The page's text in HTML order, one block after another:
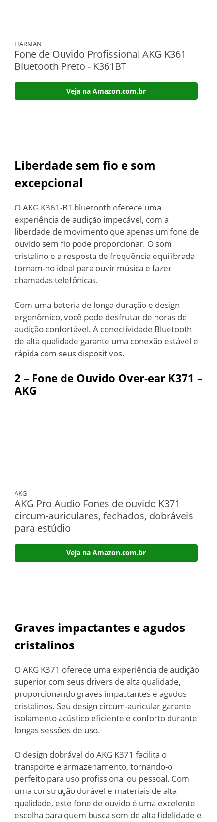
HARMAN
Fone de Ouvido Profissional AKG K361
Bluetooth Preto - K361BT
Veja na Amazon.com.br
Liberdade sem fio e som
excepcional
O AKG K361-BT bluetooth oferece uma
experiência de audição impecável, com a
liberdade de movimento que apenas um fone de
ouvido sem fio pode proporcionar. O som
cristalino e a resposta de frequência equilibrada
tornam-no ideal para ouvir música e fazer
chamadas telefônicas.
Com uma bateria de longa duração e design
ergonômico, você pode desfrutar de horas de
audição confortável. A conectividade Bluetooth
de alta qualidade garante uma conexão estável e
rápida com seus dispositivos.
2 – Fone de Ouvido Over-ear K371 –
AKG
AKG
AKG Pro Audio Fones de ouvido K371
circum-auriculares, fechados, dobráveis
para estúdio
Veja na Amazon.com.br
Graves impactantes e agudos
cristalinos
O AKG K371 oferece uma experiência de audição
superior com seus drivers de alta qualidade,
proporcionando graves impactantes e agudos
cristalinos. Seu design circum-auricular garante
isolamento acústico eficiente e conforto durante
longas sessões de uso.
O design dobrável do AKG K371 facilita o
transporte e armazenamento, tornando-o
perfeito para uso profissional ou pessoal. Com
uma construção durável e materiais de alta
qualidade, este fone de ouvido é uma excelente
escolha para quem busca som de alta fidelidade e